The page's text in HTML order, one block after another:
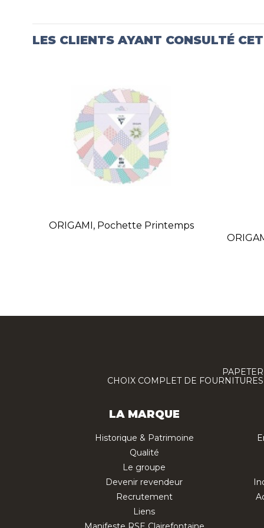
LES CLIENTS AYANT CONSULTÉ
ORIGAMI, Pochette Printemps
CHOIX COMPLET DE
LA MARQUE
Historique & Patrimoine
Qualité
Le groupe
Devenir revendeur
Recrutement
Liens